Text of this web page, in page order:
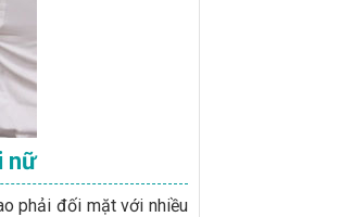
nữ
phải đối mặt với nhiều